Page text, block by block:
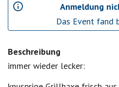
Anmeldung
Das Event fand
Beschreibung
immer wieder lecker: